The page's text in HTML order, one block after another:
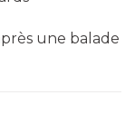
une balade